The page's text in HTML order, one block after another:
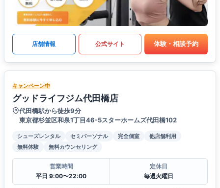
店舗情報 公式サイト 体験・相談予約
キャンペーン中
グッドライフジム代田橋店
代田橋駅から徒歩9分
東京都杉並区和泉1丁目46-5スターホームズ代田橋102
シューズレンタル セミパーソナル 完全個室
他店舗利用
無料体験
無料カウンセリング
営業時間
平日 9:00〜22:00
定休日
毎週火曜日